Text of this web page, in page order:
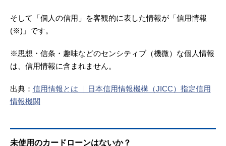
そして「個人の信用」を客観的に表した情報が「信用情報
(※)」です。
※思想・信条・趣味などのセンシティブ（機微）な個人情報
は、信用情報に含まれません。
出典： 信用情報とは ｜日本信用情報機構（JICC）指定信用
情報機関
未使用のカードローンはないか？